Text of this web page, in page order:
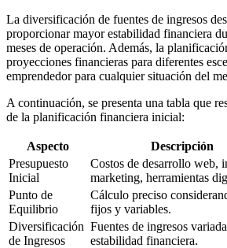
La diversificación de fuentes de ingresos
proporcionar mayor estabilidad financiera
meses de operación. Además, la
proyecciones financieras para diferentes
emprendedor para cualquier situación del
A continuación, se presenta una tabla que
de la planificación financiera inicial:
Aspecto Descripción
Presupuesto
Inicial
Costos de desarrollo web,
marketing, herramientas
Punto de
Equilibrio
Cálculo preciso
fijos y variables.
Diversificación
de Ingresos
Fuentes de ingresos
estabilidad financiera.